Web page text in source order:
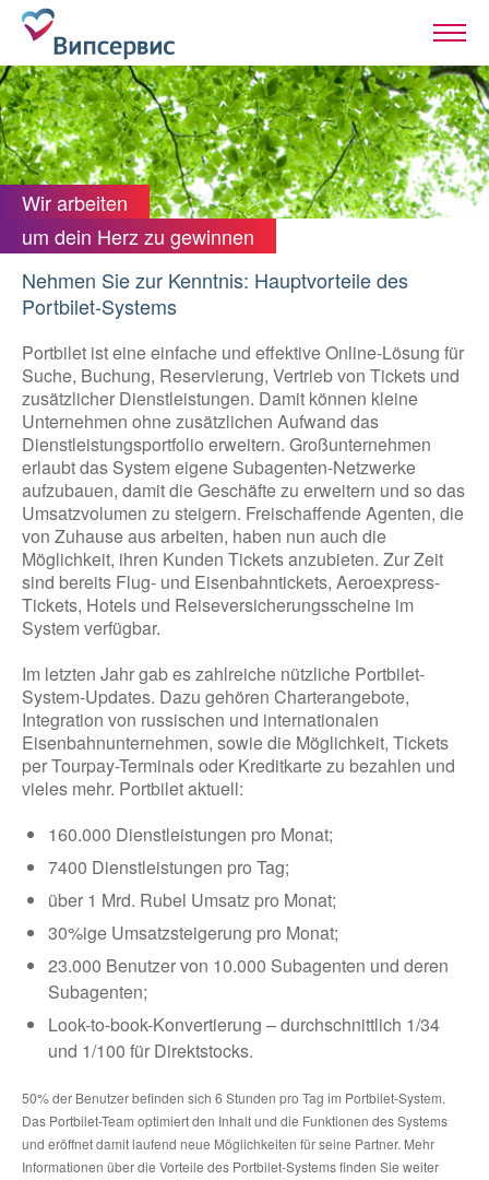
Wir arbeiten
um dein Herz zu gewinnen
Nehmen Sie zur Kenntnis: Hauptvorteile des
Portbilet-Systems
Portbilet ist eine einfache und effektive Online-Lösung für
Suche, Buchung, Reservierung, Vertrieb von Tickets und
zusätzlicher Dienstleistungen. Damit können kleine
Unternehmen ohne zusätzlichen Aufwand das
Dienstleistungsportfolio erweitern. Großunternehmen
erlaubt das System eigene Subagenten-Netzwerke
aufzubauen, damit die Geschäfte zu erweitern und so das
Umsatzvolumen zu steigern. Freischaffende Agenten, die
von Zuhause aus arbeiten, haben nun auch die
Möglichkeit, ihren Kunden Tickets anzubieten. Zur Zeit
sind bereits Flug- und Eisenbahntickets, Aeroexpress-
Tickets, Hotels und Reiseversicherungsscheine im
System verfügbar.
Im letzten Jahr gab es zahlreiche nützliche Portbilet-
System-Updates. Dazu gehören Charterangebote,
Integration von russischen und internationalen
Eisenbahnunternehmen, sowie die Möglichkeit, Tickets
per Tourpay-Terminals oder Kreditkarte zu bezahlen und
vieles mehr. Portbilet aktuell:
160.000 Dienstleistungen pro Monat;
7400 Dienstleistungen pro Tag;
über 1 Mrd. Rubel Umsatz pro Monat;
30%ige Umsatzsteigerung pro Monat;
23.000 Benutzer von 10.000 Subagenten und deren
Subagenten;
Look-to-book-Konvertierung – durchschnittlich 1/34
und 1/100 für Direktstocks.
50% der Benutzer befinden sich 6 Stunden pro Tag im Portbilet-System.
Das Portbilet-Team optimiert den Inhalt und die Funktionen des Systems
und eröffnet damit laufend neue Möglichkeiten für seine Partner. Mehr
Informationen über die Vorteile des Portbilet-Systems finden Sie weiter